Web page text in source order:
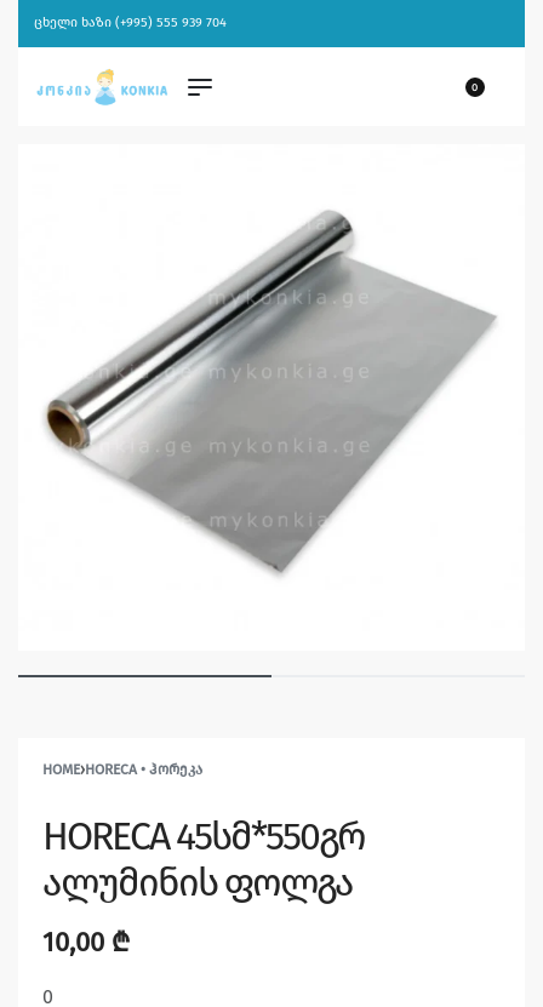
ცხელი ხაზი (+995) 555 939 704
0
HOME›HORECA • ᲰᲝᲠᲔᲙᲐ
HORECA 45სმ*550გრ
ალუმინის ფოლგა
10,00 ₾
0